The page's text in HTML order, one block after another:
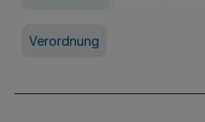
Verordnung